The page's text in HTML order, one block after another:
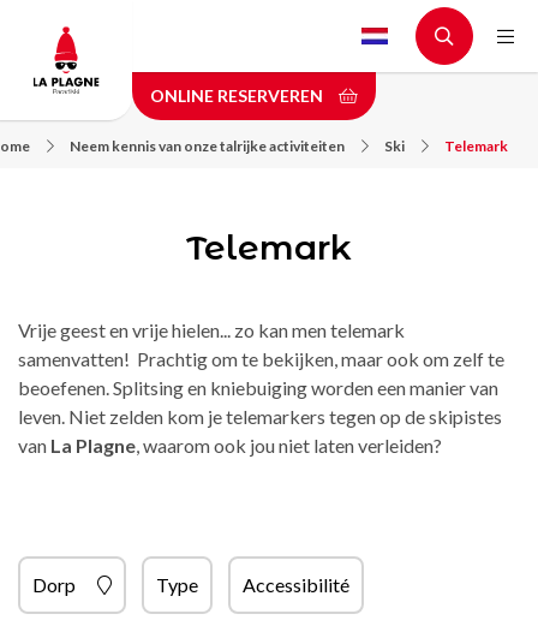
main
content
ONLINE RESERVEREN
Neem kennis van onze talrijke activiteiten Ski Telemark
Telemark
Vrije geest en vrije hielen... zo kan men telemark
samenvatten! Prachtig om te bekijken, maar ook om zelf te
beoefenen. Splitsing en kniebuiging worden een manier van
leven. Niet zelden kom je telemarkers tegen op de skipistes
van La Plagne, waarom ook jou niet laten verleiden?
Dorp Type Accessibilité